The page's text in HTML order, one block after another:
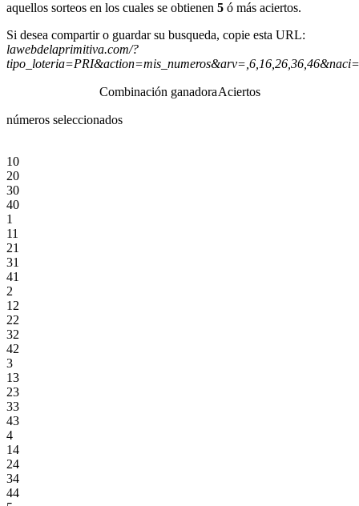
aquellos sorteos en los cuales se obtienen 5 ó más aciertos.
Si desea compartir o guardar su busqueda, copie esta URL:
lawebdelaprimitiva.com/?
Combinación ganadoraAciertos
números seleccionados
10
20
30
40
1
11
21
31
41
2
12
22
32
42
3
13
23
33
43
4
14
24
34
44